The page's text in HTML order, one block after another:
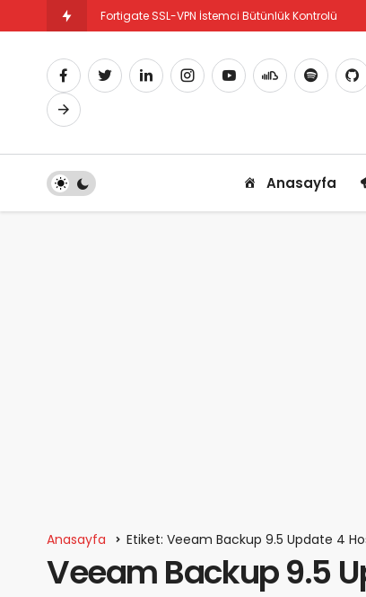
Fortigate SSL-VPN İstemci Bütünlük Kontrolü
Anasayfa
Anasayfa Etiket: Veeam Backup 9.5 Update 4
Veeam Backup 9.5